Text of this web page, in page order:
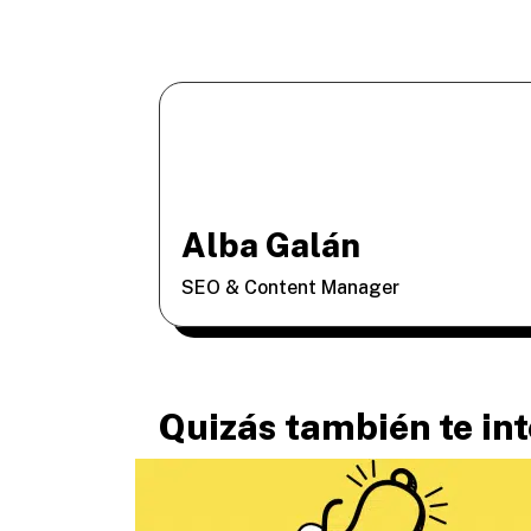
Alba Galán
SEO & Content Manager
Quizás también te